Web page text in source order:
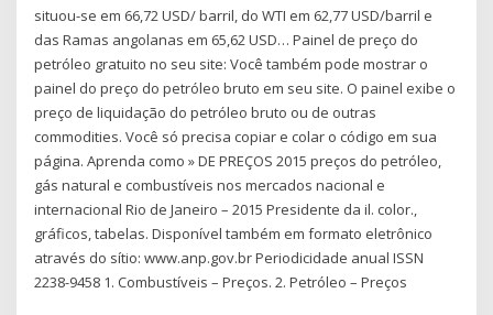
situou-se em 66,72 USD/ barril, do WTI em 62,77 USD/barril e
das Ramas angolanas em 65,62 USD… Painel de preço do
petróleo gratuito no seu site: Você também pode mostrar o
painel do preço do petróleo bruto em seu site. O painel exibe o
preço de liquidação do petróleo bruto ou de outras
commodities. Você só precisa copiar e colar o código em sua
página. Aprenda como » DE PREÇOS 2015 preços do petróleo,
gás natural e combustíveis nos mercados nacional e
internacional Rio de Janeiro – 2015 Presidente da il. color.,
gráficos, tabelas. Disponível também em formato eletrônico
através do sítio: www.anp.gov.br Periodicidade anual ISSN
2238-9458 1. Combustíveis – Preços. 2. Petróleo – Preços